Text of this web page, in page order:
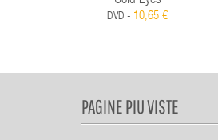
DVD - 10,65 €
PAGINE PIU VISTE